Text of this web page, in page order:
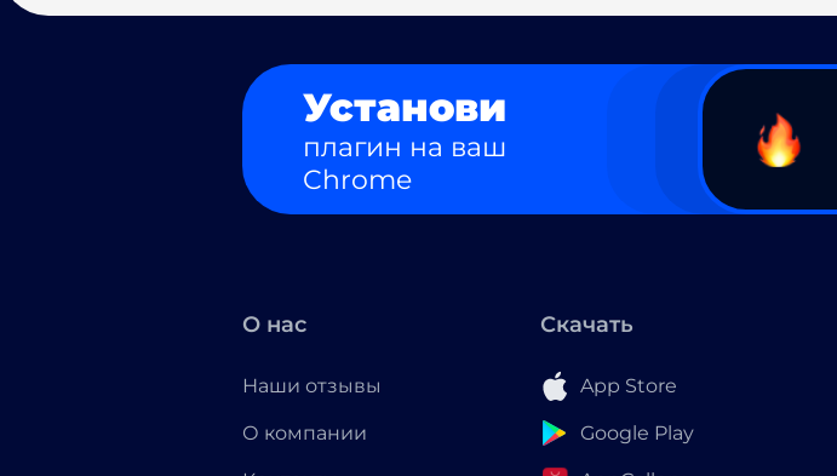
Установи
плагин на ваш
Chrome
О нас
Наши отзывы
О компании
Скачать
App Store
Google Play